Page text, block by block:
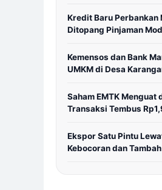
Kredit Baru
Ditopang Pinjaman
Kemensos dan Bank
UMKM di Desa
Saham EMTK Menguat
Transaksi Tembus
Ekspor Satu Pintu
Kebocoran dan